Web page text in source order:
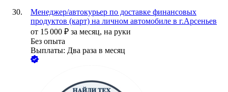
Менеджер/автокурьер по доставке финансовых
продуктов (карт) на личном автомобиле в г.Арсеньев
от 15 000 ₽ за месяц, на руки
Без опыта
Выплаты: Два раза в месяц